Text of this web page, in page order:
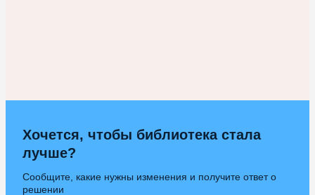
Хочется, чтобы библиотека стала
лучше?
Сообщите, какие нужны изменения и получите ответ о
решении